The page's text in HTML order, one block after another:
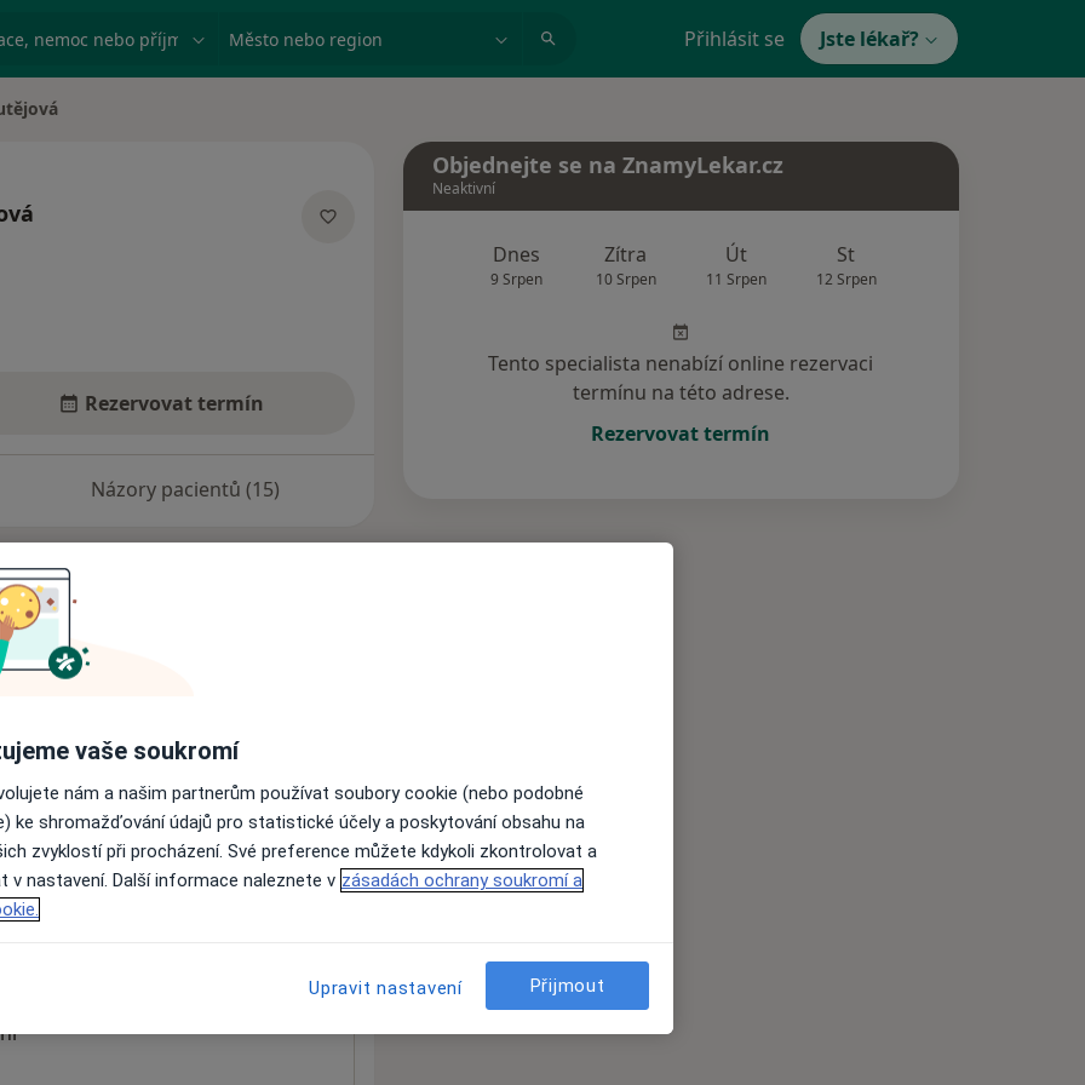
nemoc nebo příjmení Město nebo region Přihlásit se Jste lékař?
Rezervovat termín
Názory pacientů (15)
nejsou k dispozici
informace o svých službách.
Objednejte se na ZnamyLekar.cz
Neaktivní
Dnes
9 Srpen
Zítra
10 Srpen
Út
11 Srpen
St
12 Srpen
Tento specialista nenabízí online rezervaci
termínu na této adrese.
Rezervovat termín
vaše soukromí
nám a našim partnerům používat soubory cookie (nebo podobné
ke shromažďování údajů pro statistické účely a poskytování obsahu na
zvyklostí při procházení. Své preference můžete kdykoli zkontrolovat a
v nastavení. Další informace naleznete v zásadách ochrany soukromí a
Upravit nastavení Přijmout